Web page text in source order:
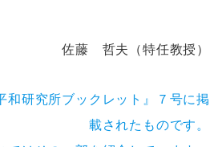
o
佐藤 哲夫（特任教授）
和研究所ブックレット』７号に掲
載されたものです。